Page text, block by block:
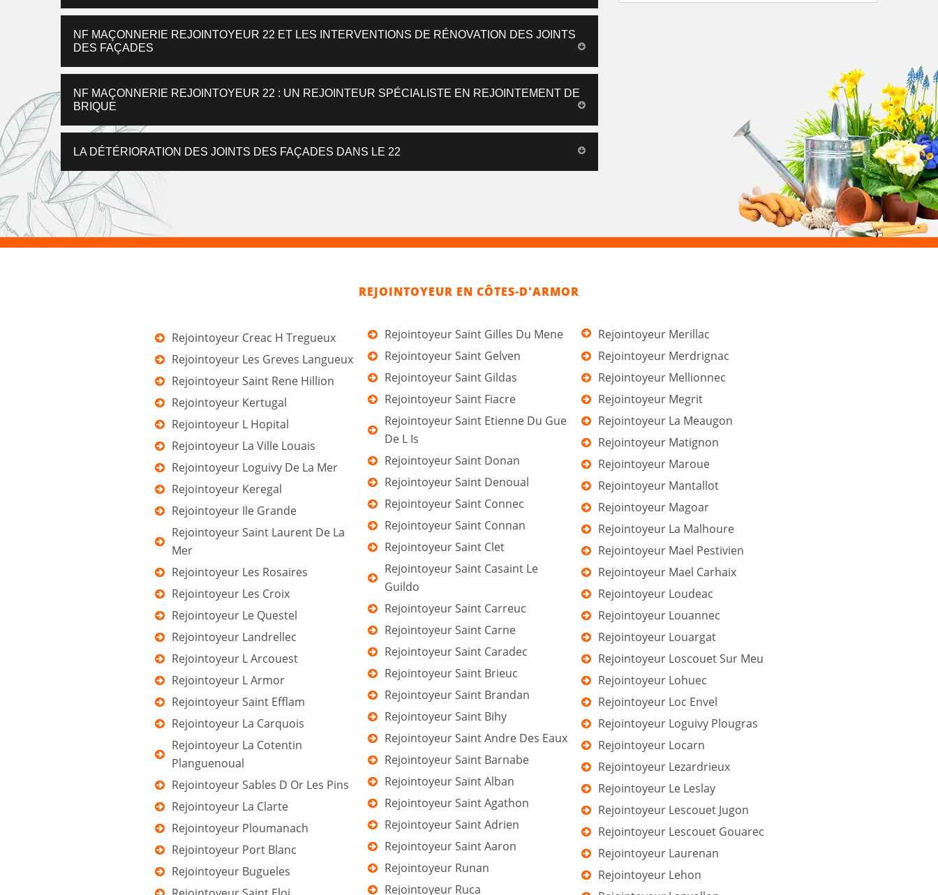
NF MAÇONNERIE REJOINTOYEUR 22 ET LES INTERVENTIONS DE RÉNOVATION DES JOINTS
DES FAÇADES
NF MAÇONNERIE REJOINTOYEUR 22 : UN REJOINTEUR SPÉCIALISTE EN REJOINTEMENT DE
BRIQUE
LA DÉTÉRIORATION DES JOINTS DES FAÇADES DANS LE 22
REJOINTOYEUR EN CÔTES-D'ARMOR
Rejointoyeur Creac H Tregueux
Rejointoyeur Les Greves Langueux
Rejointoyeur Saint Rene Hillion
Rejointoyeur Kertugal
Rejointoyeur L Hopital
Rejointoyeur La Ville Louais
Rejointoyeur Loguivy De La Mer
Rejointoyeur Keregal
Rejointoyeur Ile Grande
Rejointoyeur Saint Laurent De La
Mer
Rejointoyeur Les Rosaires
Rejointoyeur Les Croix
Rejointoyeur Le Questel
Rejointoyeur Landrellec
Rejointoyeur L Arcouest
Rejointoyeur L Armor
Rejointoyeur Saint Efflam
Rejointoyeur La Carquois
Rejointoyeur La Cotentin
Planguenoual
Rejointoyeur Sables D Or Les Pins
Rejointoyeur La Clarte
Rejointoyeur Ploumanach
Rejointoyeur Port Blanc
Rejointoyeur Bugueles
Rejointoyeur Saint Gilles Du Mene
Rejointoyeur Saint Gelven
Rejointoyeur Saint Gildas
Rejointoyeur Saint Fiacre
Rejointoyeur Saint Etienne Du Gue
De L Is
Rejointoyeur Saint Donan
Rejointoyeur Saint Denoual
Rejointoyeur Saint Connec
Rejointoyeur Saint Connan
Rejointoyeur Saint Clet
Rejointoyeur Saint Casaint Le
Guildo
Rejointoyeur Saint Carreuc
Rejointoyeur Saint Carne
Rejointoyeur Saint Caradec
Rejointoyeur Saint Brieuc
Rejointoyeur Saint Brandan
Rejointoyeur Saint Bihy
Rejointoyeur Saint Andre Des Eaux
Rejointoyeur Saint Barnabe
Rejointoyeur Saint Alban
Rejointoyeur Saint Agathon
Rejointoyeur Saint Adrien
Rejointoyeur Saint Aaron
Rejointoyeur Runan
Rejointoyeur Ruca
Rejointoyeur Merillac
Rejointoyeur Merdrignac
Rejointoyeur Mellionnec
Rejointoyeur Megrit
Rejointoyeur La Meaugon
Rejointoyeur Matignon
Rejointoyeur Maroue
Rejointoyeur Mantallot
Rejointoyeur Magoar
Rejointoyeur La Malhoure
Rejointoyeur Mael Pestivien
Rejointoyeur Mael Carhaix
Rejointoyeur Loudeac
Rejointoyeur Louannec
Rejointoyeur Louargat
Rejointoyeur Loscouet Sur Meu
Rejointoyeur Lohuec
Rejointoyeur Loc Envel
Rejointoyeur Loguivy Plougras
Rejointoyeur Locarn
Rejointoyeur Lezardrieux
Rejointoyeur Le Leslay
Rejointoyeur Lescouet Jugon
Rejointoyeur Lescouet Gouarec
Rejointoyeur Laurenan
Rejointoyeur Lehon